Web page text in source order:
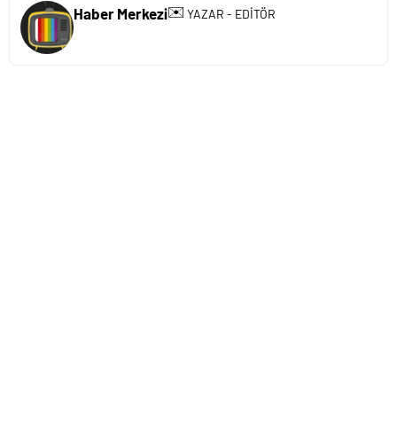
Haber Merkezi✉️ YAZAR - EDİTÖR